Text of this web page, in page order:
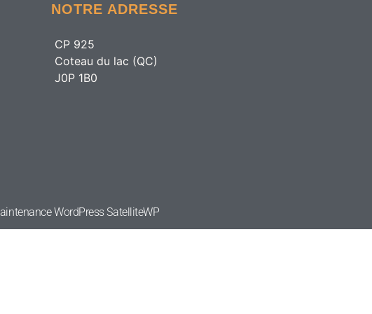
NOTRE ADRESSE
CP 925
Coteau du lac (QC)
J0P 1B0
WordPressSatelliteWP